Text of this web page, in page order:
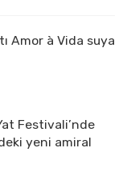
Amor à Vida suya
Festivali’nde
yeni amiral